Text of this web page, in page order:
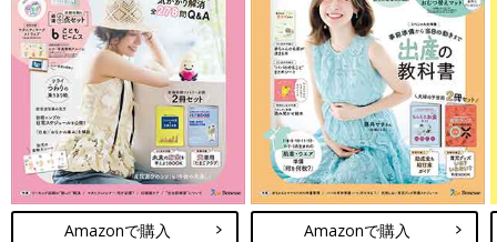
Amazonで購入 Amazonで購入